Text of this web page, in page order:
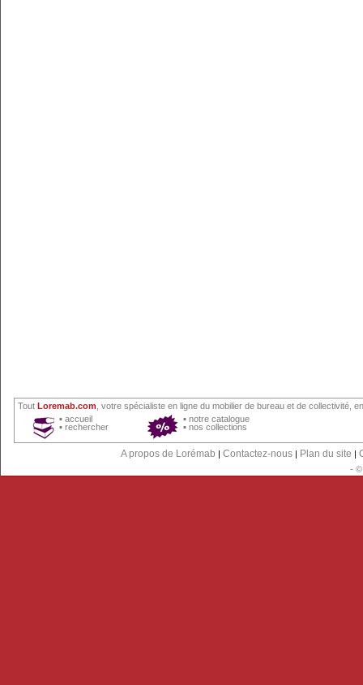
Tout Loremab.com , votre spécialiste en ligne du mobilier de bureau et de collectivité ,
▪ accueil
▪ rechercher
▪ notre catalogue
▪ nos collections
A propos de Lorémab | Contactez-nous | Plan du site |
- ©